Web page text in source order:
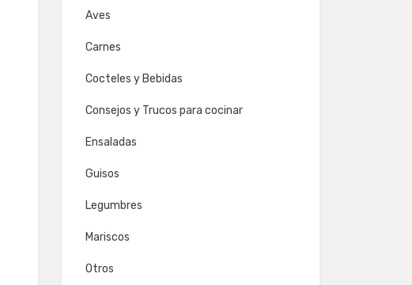
Aves
Carnes
Cocteles y Bebidas
Consejos y Trucos para cocinar
Ensaladas
Guisos
Legumbres
Mariscos
Otros